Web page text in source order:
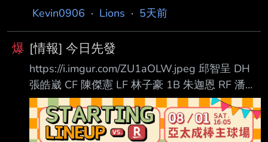
125 S 123 GO 146 二滾 2outs 三壘 陳傑憲 S
Kevin0906 · Lions · 5天前
爆 [情報] 今日先發
https://i.imgur.com/ZU1aOLW.jpeg 邱智呈 DH
張皓崴 CF 陳傑憲 LF 林子豪 1B 朱迦恩 RF 潘傑
楷 3B 陳重羽 C 全紹凱 2B 許哲晏 SS 周彥農 P
這個二遊 投手保重 --